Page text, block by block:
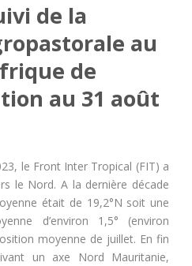
de la
au
de
au 31 août
le Front Inter Tropical (FIT) a
le Nord. A la dernière décade
était de 19,2°N soit une
d’environ 1,5° (environ
moyenne de juillet. En fin
un axe Nord Mauritanie,